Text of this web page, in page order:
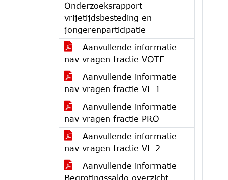
Onderzoeksrapport
vrijetijdsbesteding en
jongerenparticipatie
Aanvullende informatie
nav vragen fractie VOTE
Aanvullende informatie
nav vragen fractie VL 1
Aanvullende informatie
nav vragen fractie PRO
Aanvullende informatie
nav vragen fractie VL 2
Aanvullende informatie -
Begrotingssaldo overzicht